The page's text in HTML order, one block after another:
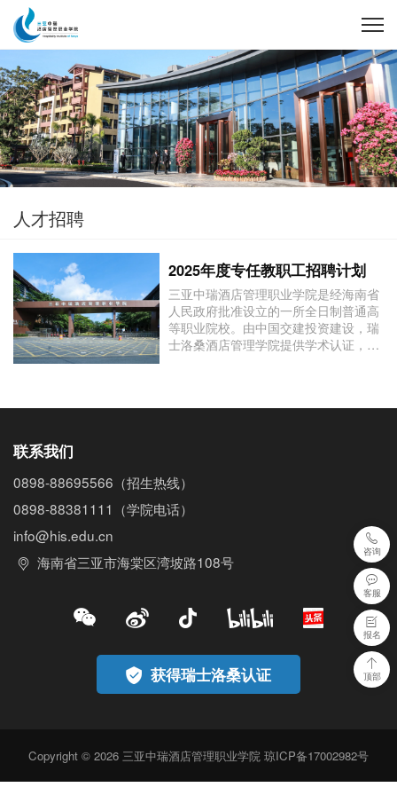
人才招聘
2025年度专任教职工招聘计划
三亚中瑞酒店管理职业学院是经海南省
人民政府批准设立的一所全日制普通高
等职业院校。由中国交建投资建设，瑞
士洛桑酒店管理学院提供学术认证，北
士洛桑酒店管理学院全球学术认证，成
邻海棠湾国际酒店产业带和三亚国际免
税城，校园规划面积350亩，目前已完
成222亩，建筑面积14万㎡的校园建
设。酒店式建筑群古朴典雅，独具特
色，满足洛桑酒店管理学院“沉浸式教育
体验”的需求。 学院秉承“知行合一、学
以致用”的校训，践行“尊重、专业、责
任”的中瑞精神，紧紧围绕海南自贸港
和“三区一中心”建设所急需的泛服务业
人才需求，开设店管理、旅游管理、经
济与管理三大类20余个专业及专业方
向。学院致力于建设“特色鲜明、亚洲一
流、政府放心、师生喜爱”的大学。办学
以来，坚持“学习洛桑、融入业界”的办
竞争力，逐步形成以学历教育为基础，
继续教育与高端培训、国际教育与交流
同步发展的办学格局，努力打造央企服
联系我们
0898-88695566 （招生热线）
0898-88381111 （学院电话）
info@his.edu.cn
海南省三亚市海棠区湾坡路108号
获得瑞士洛桑认证
Copyright © 2026 三亚中瑞酒店管理职业学院 琼ICP备17002982号
咨询
客服
报名
顶部